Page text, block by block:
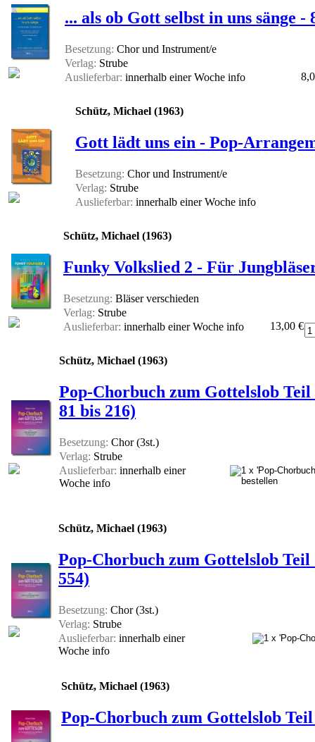
... als ob Gott selbst in uns sänge
Besetzung: Chor und Instrument/e
Verlag: Strube
Auslieferbar: innerhalb einer Woche info
Schütz, Michael (1963)
Gott lädt uns ein - Pop-
Besetzung: Chor und Instrument/e
Verlag: Strube
Auslieferbar: innerhalb einer Woche info
Schütz, Michael (1963)
Funky Volkslied 2 - Für
Besetzung: Bläser verschieden
Verlag: Strube
Auslieferbar: innerhalb einer Woche info 13,00 €
Schütz, Michael (1963)
Pop-Chorbuch zum Gottelslob
81 bis 216)
Besetzung: Chor (3st.)
Verlag: Strube
Auslieferbar: innerhalb einer
Woche info
Schütz, Michael (1963)
Pop-Chorbuch zum Gottelslob
554)
Besetzung: Chor (3st.)
Verlag: Strube
Auslieferbar: innerhalb einer
Woche info
Schütz, Michael (1963)
Pop-Chorbuch zum Gottelslob